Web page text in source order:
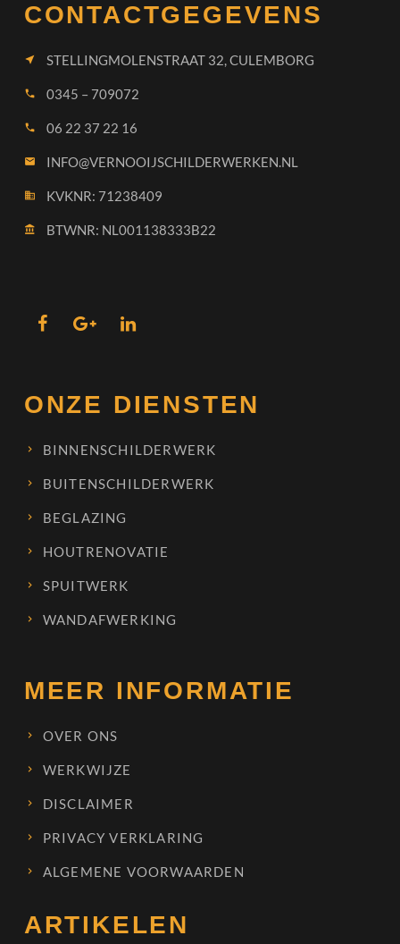
CONTACTGEGEVENS
near_me STELLINGMOLENSTRAAT 32, CULEMBORG
call 0345 – 709072
call 06 22 37 22 16
email INFO@VERNOOIJSCHILDERWERKEN.NL
business KVKNR: 71238409
account_balance BTWNR: NL001138333B22
ONZE DIENSTEN
BINNENSCHILDERWERK
BUITENSCHILDERWERK
BEGLAZING
HOUTRENOVATIE
SPUITWERK
WANDAFWERKING
MEER INFORMATIE
OVER ONS
WERKWIJZE
DISCLAIMER
PRIVACY VERKLARING
ALGEMENE VOORWAARDEN
ARTIKELEN